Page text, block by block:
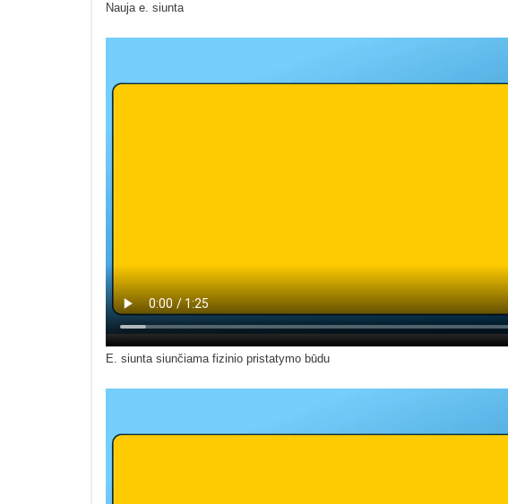
Nauja e. siunta
E. siunta siunčiama fizinio pristatymo būdu